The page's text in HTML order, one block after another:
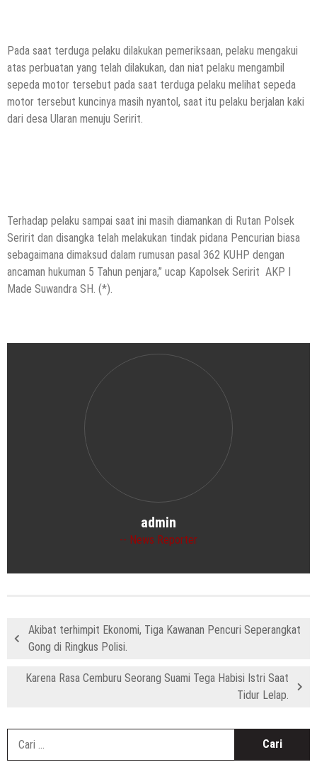
Pada saat terduga pelaku dilakukan pemeriksaan, pelaku mengakui
atas perbuatan yang telah dilakukan, dan niat pelaku mengambil
sepeda motor tersebut pada saat terduga pelaku melihat sepeda
motor tersebut kuncinya masih nyantol, saat itu pelaku berjalan kaki
dari desa Ularan menuju Seririt.
Terhadap pelaku sampai saat ini masih diamankan di Rutan Polsek
Seririt dan disangka telah melakukan tindak pidana Pencurian biasa
sebagaimana dimaksud dalam rumusan pasal 362 KUHP dengan
ancaman hukuman 5 Tahun penjara,” ucap Kapolsek Seririt AKP I
Made Suwandra SH. (*).
admin
News Reporter
Akibat terhimpit Ekonomi, Tiga Kawanan Pencuri Seperangkat
Gong di Ringkus Polisi.
Karena Rasa Cemburu Seorang Suami Tega Habisi Istri Saat
Tidur Lelap.